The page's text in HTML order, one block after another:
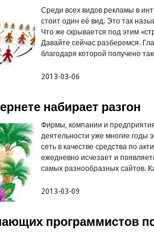
Среди всех видов рекламы в
стоит один её вид. Это так
Что же скрывается под этим
Давайте сейчас разберемся.
благодаря которой получено
2013-03-06
набирает разгон
Фирмы, компании и
деятельности уже многие годы
сеть в качестве средства по
ежедневно исчезает и
самых разнообразных сайтов.
2013-03-09
программистов